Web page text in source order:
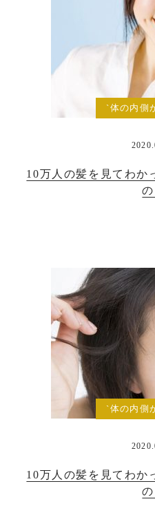
`体の内側
10万人の髪を見てわか
の
`体の内側
10万人の髪を見てわか
の